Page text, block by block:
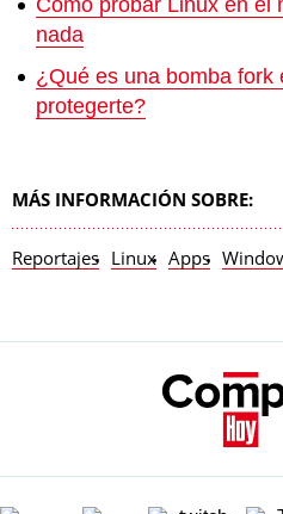
Cómo probar Linux en el
nada
¿Qué es una bomba fork
protegerte?
MÁS INFORMACIÓN SOBRE:
Reportajes Linux Apps